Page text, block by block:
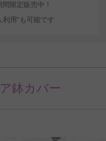
限定販売中！
利用"も可能です
鉢カバー